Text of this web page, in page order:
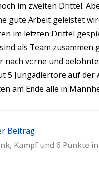
im zweiten Drittel.
gute Arbeit geleistet
im letzten Drittel
als Team
nach vorne und
5 Jungadlertore auf der
am Ende alle in
Beitrag
Kampf und 6 Punkte